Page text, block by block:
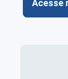
Acesse